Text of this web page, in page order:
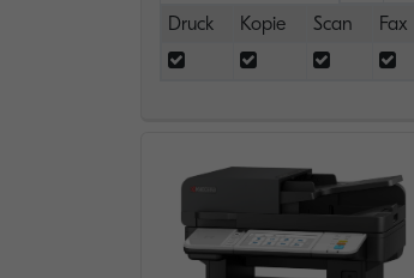
Druck
Kopie Scan Fax